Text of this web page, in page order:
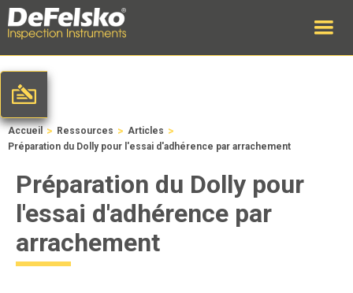
Accueil > Ressources > Articles >
Préparation du Dolly pour l'essai d'adhérence par arrachement
Préparation du Dolly pour
l'essai d'adhérence par
arrachement